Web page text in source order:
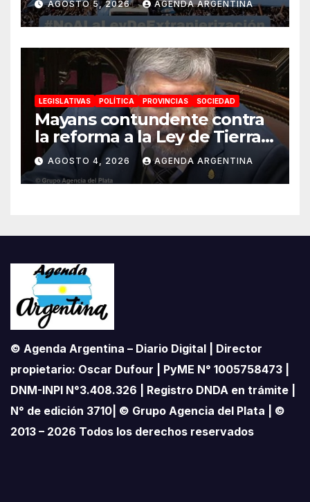
impulsada por Milei: «La
soberanía no se negocia»
AGOSTO 5, 2026 AGENDA ARGENTINA
LEGISLATIVAS POLÍTICA PROVINCIAS SOCIEDAD
Mayans contundente contra
la reforma a la Ley de Tierras:
«Esta ley vende el país»
AGOSTO 4, 2026 AGENDA ARGENTINA
© Agenda Argentina – Diario Digital | Director
propietario: Oscar Dufour | PyME N° 1005758473 |
DNM-INPI N°3.408.326 | Registro DNDA en trámite |
N° de edición 3710| © Grupo Agencia del Plata | ©
2013 – 2026 Todos los derechos reservados